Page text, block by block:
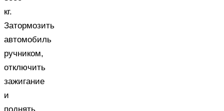
кг.
Затормозить
автомобиль
ручником,
отключить
зажигание
и